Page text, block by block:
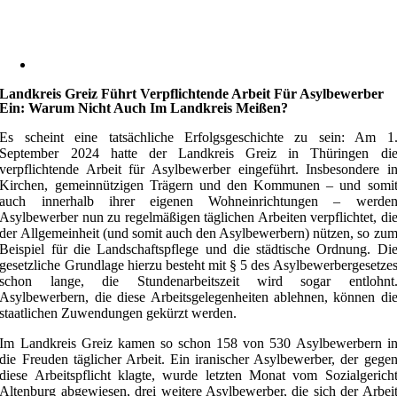
Landkreis Greiz Führt Verpflichtende Arbeit Für Asylbewerber
Ein: Warum Nicht Auch Im Landkreis Meißen?
Es scheint eine tatsächliche Erfolgsgeschichte zu sein: Am 1.
September 2024 hatte der Landkreis Greiz in Thüringen die
verpflichtende Arbeit für Asylbewerber eingeführt. Insbesondere in
Kirchen, gemeinnützigen Trägern und den Kommunen – und somit
auch innerhalb ihrer eigenen Wohneinrichtungen – werden
Asylbewerber nun zu regelmäßigen täglichen Arbeiten verpflichtet, die
der Allgemeinheit (und somit auch den Asylbewerbern) nützen, so zum
Beispiel für die Landschaftspflege und die städtische Ordnung. Die
gesetzliche Grundlage hierzu besteht mit § 5 des Asylbewerbergesetzes
schon lange, die Stundenarbeitszeit wird sogar entlohnt.
Asylbewerbern, die diese Arbeitsgelegenheiten ablehnen, können die
staatlichen Zuwendungen gekürzt werden.
Im Landkreis Greiz kamen so schon 158 von 530 Asylbewerbern in
die Freuden täglicher Arbeit. Ein iranischer Asylbewerber, der gegen
diese Arbeitspflicht klagte, wurde letzten Monat vom Sozialgericht
Altenburg abgewiesen, drei weitere Asylbewerber, die sich der Arbeit